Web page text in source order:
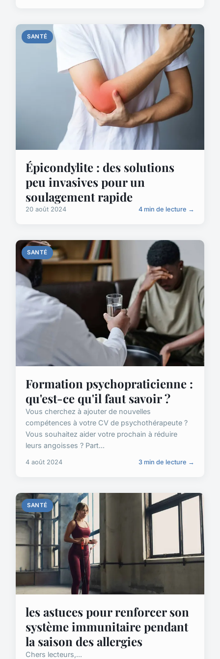
SANTÉ
Épicondylite : des solutions
peu invasives pour un
soulagement rapide
20 août 2024 4 min de lecture →
SANTÉ
Formation psychopraticienne :
qu'est-ce qu'il faut savoir ?
Vous cherchez à ajouter de nouvelles
compétences à votre CV de psychothérapeute ?
Vous souhaitez aider votre prochain à réduire
leurs angoisses ? Part...
4 août 2024 3 min de lecture →
SANTÉ
les astuces pour renforcer son
système immunitaire pendant
la saison des allergies
Chers lecteurs,...